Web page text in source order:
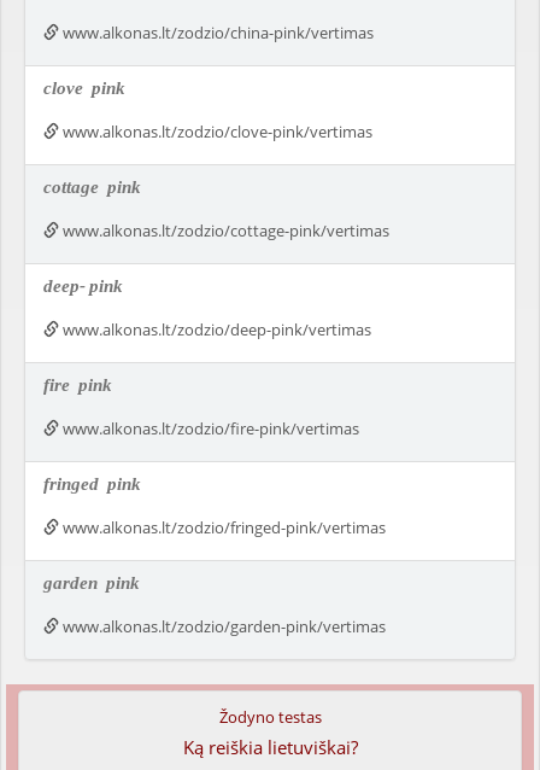
www.alkonas.lt/zodzio/china-pink/vertimas
clove pink
www.alkonas.lt/zodzio/clove-pink/vertimas
cottage pink
www.alkonas.lt/zodzio/cottage-pink/vertimas
deep-pink
www.alkonas.lt/zodzio/deep-pink/vertimas
fire pink
www.alkonas.lt/zodzio/fire-pink/vertimas
fringed pink
www.alkonas.lt/zodzio/fringed-pink/vertimas
garden pink
www.alkonas.lt/zodzio/garden-pink/vertimas
Žodyno testas
Ką reiškia lietuviškai?